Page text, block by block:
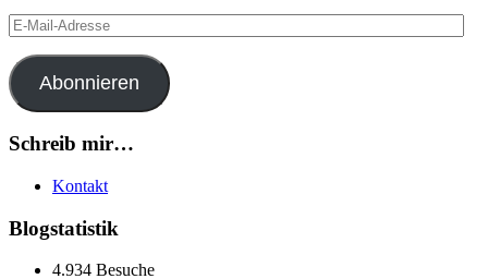
E-
Mail-
Adresse
Abonnieren
Schreib mir…
Kontakt
Blogstatistik
4.934 Besuche